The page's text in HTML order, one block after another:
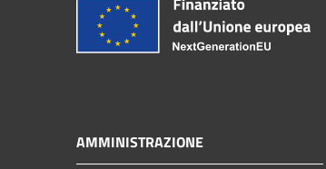
AMMINISTRAZIONE